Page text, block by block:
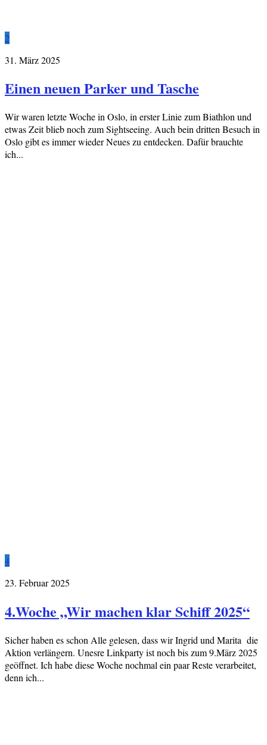
2
31. März 2025
Einen neuen Parker und Tasche
Wir waren letzte Woche in Oslo, in erster Linie zum Biathlon und
etwas Zeit blieb noch zum Sightseeing. Auch bein dritten Besuch in
Oslo gibt es immer wieder Neues zu entdecken. Dafür brauchte
ich...
4
23. Februar 2025
4.Woche „Wir machen klar Schiff 2025“
Sicher haben es schon Alle gelesen, dass wir Ingrid und Marita die
Aktion verlängern. Unesre Linkparty ist noch bis zum 9.März 2025
geöffnet. Ich habe diese Woche nochmal ein paar Reste verarbeitet,
denn ich...